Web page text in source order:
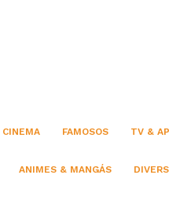
CINEMA FAMOSOS TV &
ANIMES & MANGÁS